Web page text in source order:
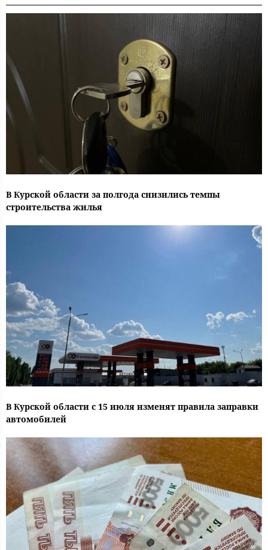
В Курской области за полгода снизились темпы
строительства жилья
В Курской области с 15 июля изменят правила заправки
автомобилей